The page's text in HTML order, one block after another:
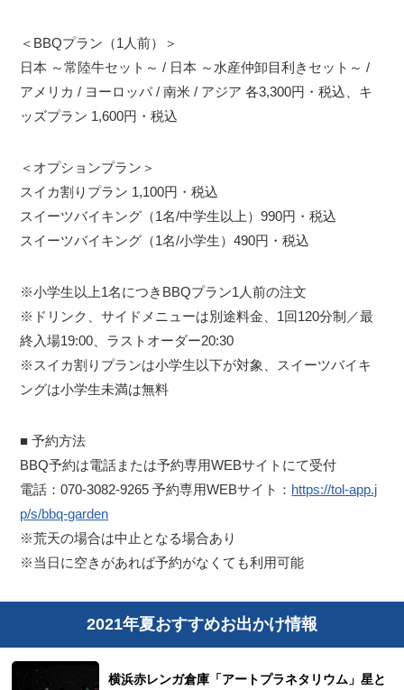
＜BBQプラン（1人前）＞
日本 ～常陸牛セット～ / 日本 ～水産仲卸目利きセット～ /
アメリカ / ヨーロッパ / 南米 / アジア 各3,300円・税込、キ
ッズプラン 1,600円・税込
＜オプションプラン＞
スイカ割りプラン 1,100円・税込
スイーツバイキング（1名/中学生以上）990円・税込
スイーツバイキング（1名/小学生）490円・税込
※小学生以上1名につきBBQプラン1人前の注文
※ドリンク、サイドメニューは別途料金、1回120分制／最
終入場19:00、ラストオーダー20:30
※スイカ割りプランは小学生以下が対象、スイーツバイキ
ングは小学生未満は無料
■ 予約方法
BBQ予約は電話または予約専用WEBサイトにて受付
電話：070-3082-9265 予約専用WEBサイト： https://tol-app.j
p/s/bbq-garden
※荒天の場合は中止となる場合あり
※当日に空きがあれば予約がなくても利用可能
2021年夏おすすめお出かけ情報
横浜赤レンガ倉庫「アートプラネタリウム」星と